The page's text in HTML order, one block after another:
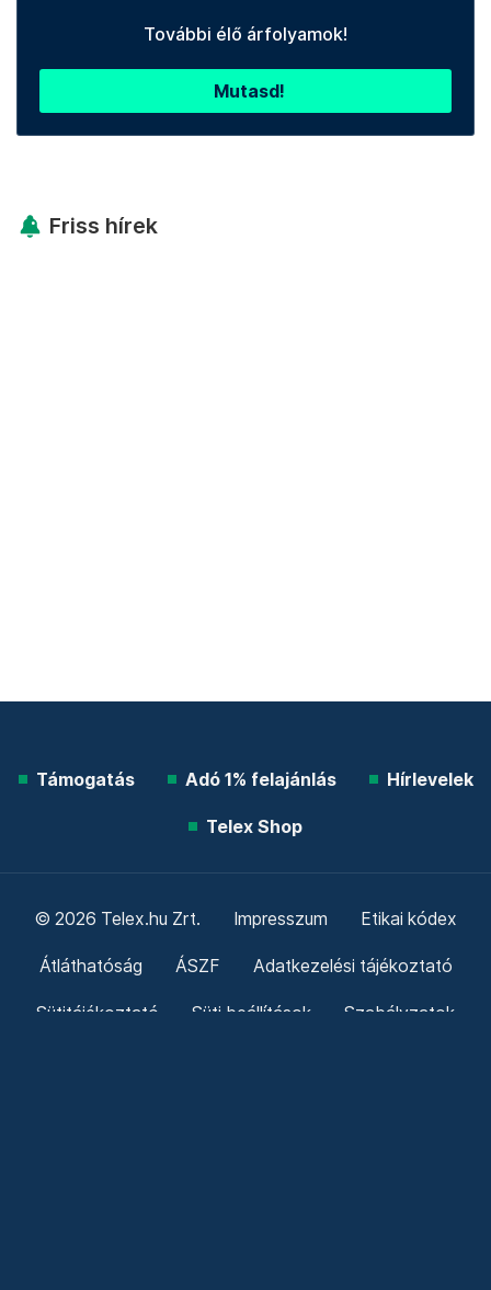
További élő árfolyamok!
Mutasd!
Friss hírek
Támogatás Adó 1% felajánlás Hírlevelek
Telex Shop
© 2026 Telex.hu Zrt. Impresszum Etikai kódex
Átláthatóság ÁSZF Adatkezelési tájékoztató
Sütitájékoztató Süti beállítások Szabályzatok